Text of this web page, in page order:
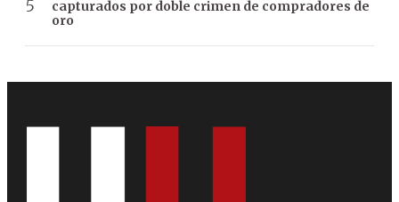
capturados por doble crimen de compradores de
oro